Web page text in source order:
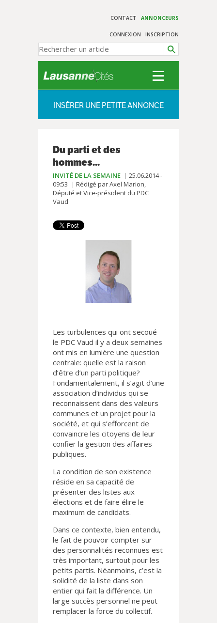
CONTACT ANNONCEURS
CONNEXION INSCRIPTION
INSÉRER UNE PETITE ANNONCE
Du parti et des
hommes...
INVITÉ DE LA SEMAINE
25.06.2014 -
09:53
Rédigé par Axel Marion,
Député et Vice-président du PDC
Vaud
Les turbulences qui ont secoué
le PDC Vaud il y a deux semaines
ont mis en lumière une question
centrale: quelle est la raison
d’être d’un parti politique?
Fondamentalement, il s’agit d’une
association d’individus qui se
reconnaissent dans des valeurs
communes et un projet pour la
société, et qui s’efforcent de
convaincre les citoyens de leur
confier la gestion des affaires
publiques.
La condition de son existence
réside en sa capacité de
présenter des listes aux
élections et de faire élire le
maximum de candidats.
Dans ce contexte, bien entendu,
le fait de pouvoir compter sur
des personnalités reconnues est
très important, surtout pour les
petits partis. Néanmoins, c’est la
solidité de la liste dans son
entier qui fait la différence. Un
large succès personnel ne peut
remplacer la force du collectif.